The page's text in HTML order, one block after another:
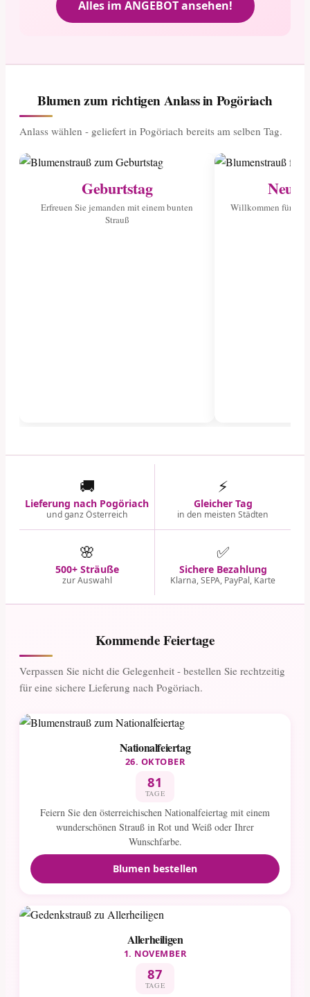
Alles im ANGEBOT ansehen!
Blumen zum richtigen Anlass in Pogöriach
Anlass wählen - geliefert in Pogöriach bereits am selben Tag.
Geburtstag
Erfreuen Sie jemanden mit einem bunten
Strauß
Willkommen für
🚚
Lieferung nach Pogöriach
und ganz Österreich
⚡
Gleicher Tag
in den meisten Städten
🌸
500+ Sträuße
zur Auswahl
✅
Sichere Bezahlung
Klarna, SEPA, PayPal, Karte
Kommende Feiertage
Verpassen Sie nicht die Gelegenheit - bestellen Sie rechtzeitig
für eine sichere Lieferung nach Pogöriach.
Nationalfeiertag
26. OKTOBER
81
TAGE
Feiern Sie den österreichischen Nationalfeiertag mit einem
wunderschönen Strauß in Rot und Weiß oder Ihrer
Wunschfarbe.
Blumen bestellen
Allerheiligen
1. NOVEMBER
87
TAGE